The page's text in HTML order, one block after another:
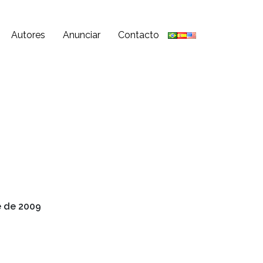
Autores Anunciar Contacto
de 2009